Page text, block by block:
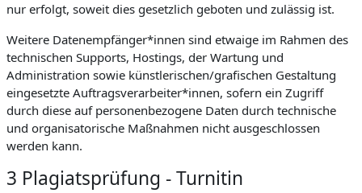
nur erfolgt, soweit dies gesetzlich geboten und zulässig ist.
Weitere Datenempfänger*innen sind etwaige im Rahmen des
technischen Supports, Hostings, der Wartung und
Administration sowie künstlerischen/grafischen Gestaltung
eingesetzte Auftragsverarbeiter*innen, sofern ein Zugriff
durch diese auf personenbezogene Daten durch technische
und organisatorische Maßnahmen nicht ausgeschlossen
werden kann.
3 Plagiatsprüfung - Turnitin